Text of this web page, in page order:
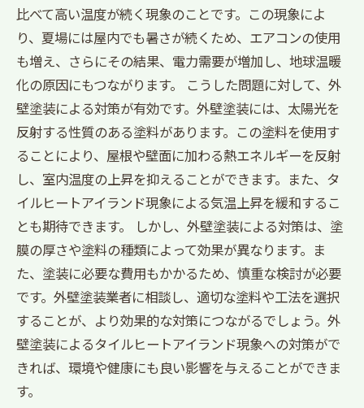
比べて高い温度が続く現象のことです。この現象によ
り、夏場には屋内でも暑さが続くため、エアコンの使用
も増え、さらにその結果、電力需要が増加し、地球温暖
化の原因にもつながります。 こうした問題に対して、外
壁塗装による対策が有効です。外壁塗装には、太陽光を
反射する性質のある塗料があります。この塗料を使用す
ることにより、屋根や壁面に加わる熱エネルギーを反射
し、室内温度の上昇を抑えることができます。また、タ
イルヒートアイランド現象による気温上昇を緩和するこ
とも期待できます。 しかし、外壁塗装による対策は、塗
膜の厚さや塗料の種類によって効果が異なります。ま
た、塗装に必要な費用もかかるため、慎重な検討が必要
です。外壁塗装業者に相談し、適切な塗料や工法を選択
することが、より効果的な対策につながるでしょう。外
壁塗装によるタイルヒートアイランド現象への対策がで
きれば、環境や健康にも良い影響を与えることができま
す。